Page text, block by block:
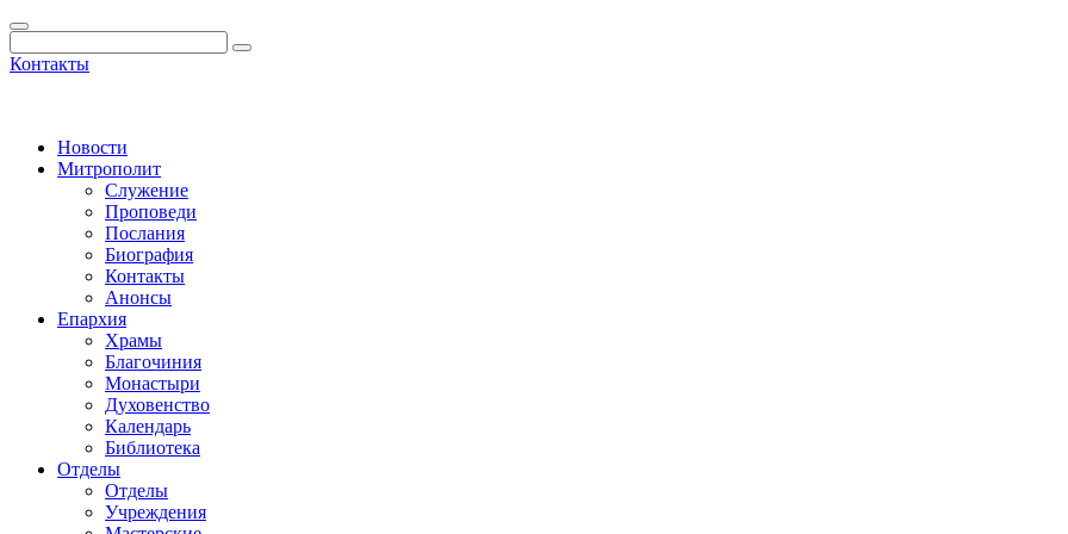
Контакты
Новости
Митрополит
Служение
Проповеди
Послания
Биография
Контакты
Анонсы
Епархия
Храмы
Благочиния
Монастыри
Духовенство
Календарь
Библиотека
Отделы
Отделы
Учреждения